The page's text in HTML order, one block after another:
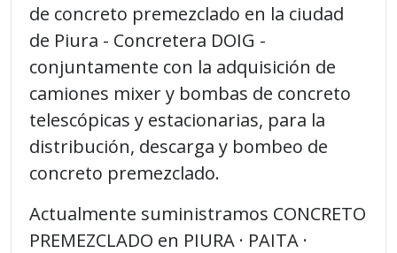
de concreto premezclado en la ciudad
de Piura - Concretera DOIG -
conjuntamente con la adquisición de
camiones mixer y bombas de concreto
telescópicas y estacionarias, para la
distribución, descarga y bombeo de
concreto premezclado.
Actualmente suministramos CONCRETO
PREMEZCLADO en PIURA · PAITA ·